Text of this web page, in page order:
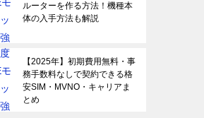
ルーターを作る方法！機種本
体の入手方法も解説
【2025年】初期費用無料・事
務手数料なしで契約できる格
安SIM・MVNO・キャリアま
とめ